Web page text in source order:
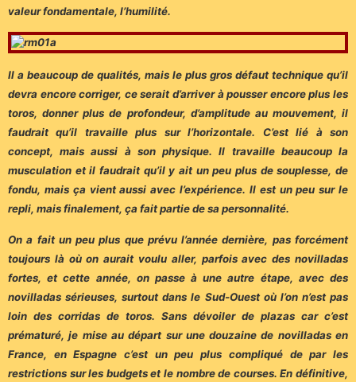
valeur fondamentale, l’humilité.
Il a beaucoup de qualités, mais le plus gros défaut technique qu’il
devra encore corriger, ce serait d’arriver à pousser encore plus les
toros, donner plus de profondeur, d’amplitude au mouvement, il
faudrait qu’il travaille plus sur l’horizontale. C’est lié à son
concept, mais aussi à son physique. Il travaille beaucoup la
musculation et il faudrait qu’il y ait un peu plus de souplesse, de
fondu, mais ça vient aussi avec l’expérience. Il est un peu sur le
repli, mais finalement, ça fait partie de sa personnalité.
On a fait un peu plus que prévu l’année dernière, pas forcément
toujours là où on aurait voulu aller, parfois avec des novilladas
fortes, et cette année, on passe à une autre étape, avec des
novilladas sérieuses, surtout dans le Sud-Ouest où l’on n’est pas
loin des corridas de toros. Sans dévoiler de plazas car c’est
prématuré, je mise au départ sur une douzaine de novilladas en
France, en Espagne c’est un peu plus compliqué de par les
restrictions sur les budgets et le nombre de courses. En définitive,